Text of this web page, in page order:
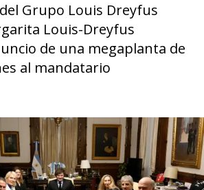
Grupo Louis Dreyfus
Louis-Dreyfus
de una megaplanta de
al mandatario